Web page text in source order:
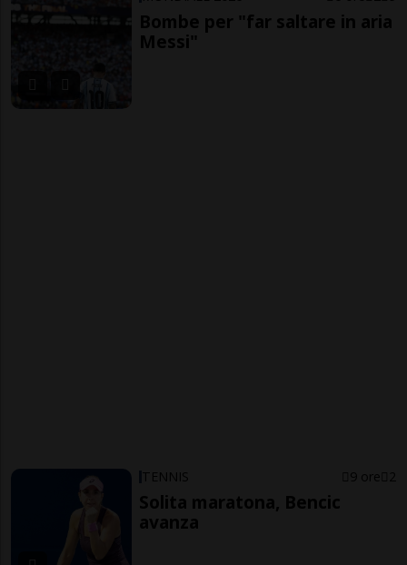
Bombe per "far saltare in aria
Messi"
TENNIS 9 ore 2
Solita maratona, Bencic
avanza